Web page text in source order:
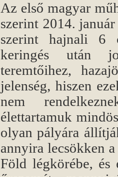
Az első magyar
szerint 2014.
szerint hajnali 6
keringés után
teremtőihez,
jelenség, hiszen
nem
élettartamuk
olyan pályára
annyira lecsökken
Föld légkörébe, és